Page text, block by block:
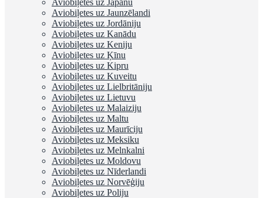
Aviobiļetes uz Japānu
Aviobiļetes uz Jaunzēlandi
Aviobiļetes uz Jordāniju
Aviobiļetes uz Kanādu
Aviobiļetes uz Keniju
Aviobiļetes uz Ķīnu
Aviobiļetes uz Kipru
Aviobiļetes uz Kuveitu
Aviobiļetes uz Lielbritāniju
Aviobiļetes uz Lietuvu
Aviobiļetes uz Malaiziju
Aviobiļetes uz Maltu
Aviobiļetes uz Maurīciju
Aviobiļetes uz Meksiku
Aviobiļetes uz Melnkalni
Aviobiļetes uz Moldovu
Aviobiļetes uz Nīderlandi
Aviobiļetes uz Norvēģiju
Aviobiļetes uz Poliju